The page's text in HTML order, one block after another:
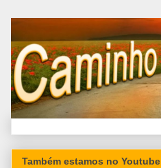
Também estamos no Youtube